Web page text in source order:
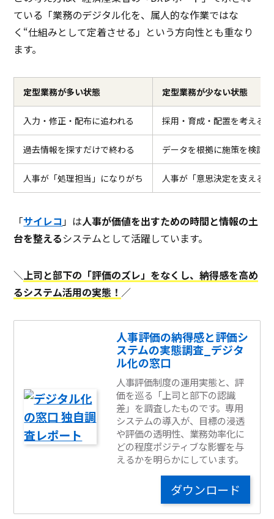
ている「業務のデジタル化を、属人的な作業ではな
く“仕組みとして定着させる」という方向性とも重なり
ます。
定型業務が多い状態 定型業務が少ない状態
入力・修正・配布に追われる 採用・育成・配置を考える
過去情報を探すだけで終わる データを根拠に施策を検討
人事が「処理担当」になりがち 人事が「意思決定を支える
「サイレコ」は人事が価値を出すための時間と情報の土
台を整えるシステムとして活躍しています。
＼上司と部下の「評価のズレ」をなくし、納得感を高め
るシステム活用の実態！ ／
人事評価の納得感と評価シ
ステムの実態調査_デジタ
ル化の窓口
人事評価制度の運用実態と、評
価を巡る「上司と部下の認識
差」を調査したものです。専用
システムの導入が、目標の浸透
や評価の透明性、業務効率化に
どの程度ポジティブな影響を与
えるかを明らかにしています。
ダウンロード